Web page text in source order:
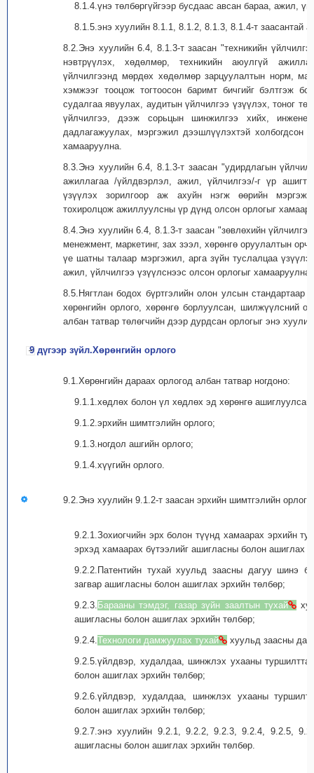
8.1.4.үнэ төлбөргүйгээр бусдаас авсан бараа, ажил,
8.1.5.энэ хуулийн 8.1.1, 8.1.2, 8.1.3, 8.1.4-т заасантай
8.2.Энэ хуулийн 6.4, 8.1.3-т заасан "техникийн
нэвтрүүлэх, хөдөлмөр, техникийн аюулгүй
үйлчилгээнд мөрдөх хөдөлмөр зарцуулалтын норм,
хэмжээг тооцож тогтоосон баримт бичгийг бэлтгэж
судалгаа явуулах, аудитын үйлчилгээ үзүүлэх, тоног
үйлчилгээ, дээж сорьцын шинжилгээ хийх,
дадлагажуулах, мэргэжил дээшлүүлэхтэй холбогдсон
хамааруулна.
8.3.Энэ хуулийн 6.4, 8.1.3-т заасан "удирдлагын
ажиллагаа /үйлдвэрлэл, ажил, үйлчилгээ/-г үр
үзүүлэх зорилгоор аж ахуйн нэгж өөрийн
тохиролцож ажиллуулсны үр дүнд олсон орлогыг
8.4.Энэ хуулийн 6.4, 8.1.3-т заасан "зөвлөхийн
менежмент, маркетинг, зах зээл, хөрөнгө оруулалтын
үе шатны талаар мэргэжил, арга зүйн туслалцаа
ажил, үйлчилгээ үзүүлснээс олсон орлогыг хамааруулна.
8.5.Нягтлан бодох бүртгэлийн олон улсын стандартаар
хөрөнгийн орлого, хөрөнгө борлуулсан, шилжүүлсний
албан татвар төлөгчийн дээр дурдсан орлогыг энэ
9 дүгээр зүйл.Хөрөнгийн орлого
9.1.Хөрөнгийн дараах орлогод албан татвар ногдоно:
9.1.1.хөдлөх болон үл хөдлөх эд хөрөнгө
9.1.2.эрхийн шимтгэлийн орлого;
9.1.3.ногдол ашгийн орлого;
9.1.4.хүүгийн орлого.
9.2.Энэ хуулийн 9.1.2-т заасан эрхийн шимтгэлийн
9.2.1.Зохиогчийн эрх болон түүнд хамаарах эрхийн
эрхэд хамаарах бүтээлийг ашигласны болон ашиглах
9.2.2.Патентийн тухай хуульд заасны дагуу шинэ
загвар ашигласны болон ашиглах эрхийн төлбөр;
9.2.3. Барааны тэмдэг, газар зүйн заалтын тухай
ашигласны болон ашиглах эрхийн төлбөр;
9.2.4.Технологи дамжуулах тухай
хуульд заасны
9.2.5.үйлдвэр, худалдаа, шинжлэх ухааны
болон ашиглах эрхийн төлбөр;
9.2.6.үйлдвэр, худалдаа, шинжлэх ухааны
болон ашиглах эрхийн төлбөр;
9.2.7.энэ хуулийн 9.2.1, 9.2.2, 9.2.3, 9.2.4, 9.2.5,
ашигласны болон ашиглах эрхийн төлбөр.